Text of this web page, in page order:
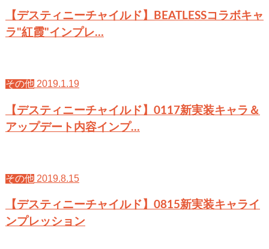
【デスティニーチャイルド】BEATLESSコラボキャ
ラ"紅霞"インプレ…
その他 2019.1.19
【デスティニーチャイルド】0117新実装キャラ＆
アップデート内容インプ…
その他 2019.8.15
【デスティニーチャイルド】0815新実装キャライ
ンプレッション